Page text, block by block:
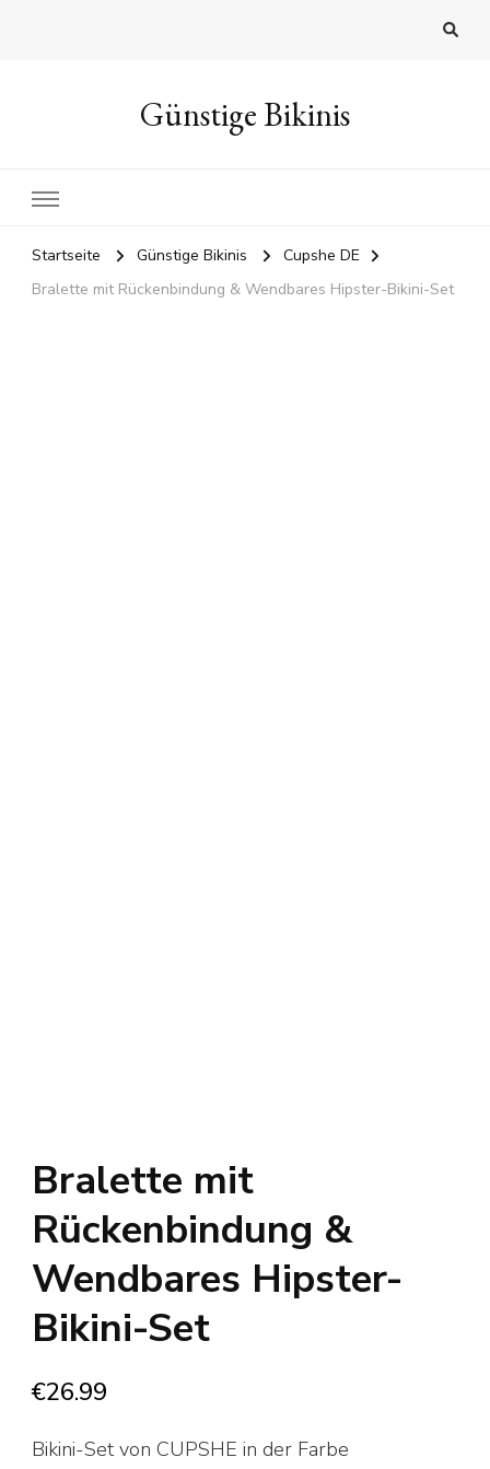
Günstige Bikinis
Startseite Günstige Bikinis
Cupshe DE
Bralette mit Rückenbindung & Wendbares Hipster-Bikini-Set
Bralette mit
Rückenbindung &
Wendbares Hipster-
Bikini-Set
€26.99
Bikini-Set von CUPSHE in der Farbe